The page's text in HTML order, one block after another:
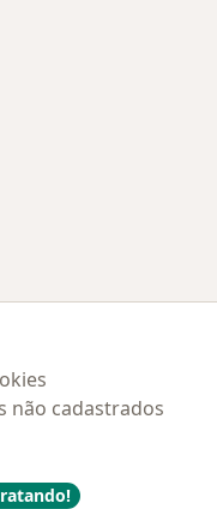
não cadastrados